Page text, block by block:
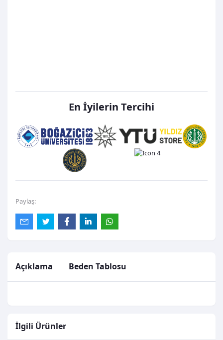
En İyilerin Tercihi
Paylaş:
Açıklama Beden Tablosu
İlgili Ürünler